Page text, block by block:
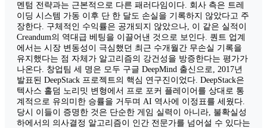
멘텀 전략과는 근본적으로 다른 패러다임이다. 회사 측은 트레
이딩 시스템 가동 이후 단 한 달도 손실을 기록하지 않았다고 주
장한다. 구체적인 수익률은 공개되지 않았으나, 이 같은 실적이
Creandum의 역대급 베팅을 이끌어낸 것으로 보인다. 퀀트 업계
에서는 시장 변동성이 극심했던 최근 수개월간 무손실 기록을
유지했다는 점 자체가 알고리즘의 강건성을 방증한다는 평가가
나온다. 창업팀 세 명은 모두 구글 DeepMind 출신으로, 2017년
발표된 DeepStack 프로젝트의 핵심 연구진이었다. DeepStack은
텍사스 홀덤 노리밋 변형에서 프로 포커 플레이어를 상대로 통
계적으로 유의미한 승률을 거두며 AI 역사에 이정표를 세웠다.
당시 이들이 증명한 것은 단순한 게임 실력이 아니라, 불확실성
하에서의 의사결정 알고리즘이 인간 전문가를 넘어설 수 있다는